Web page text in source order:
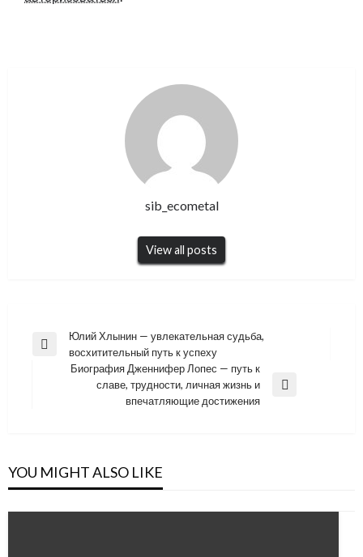
sib_ecometal
View all posts
Навигация
Previous
Юлий Хлынин — увлекательная судьба,
восхитительный путь к успеху
Биография Дженнифер Лопес — путь к
славе, трудности, личная жизнь и
впечатляющие достижения
YOU MIGHT ALSO LIKE